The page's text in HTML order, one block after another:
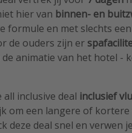
hier van binnen- en
formule en met slechts
de ouders zijn er
animatie van het hotel -
all inclusive deal inclusief
om een langere of
deze deal snel en verwen